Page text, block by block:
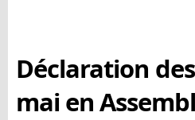
Déclaration
mai en